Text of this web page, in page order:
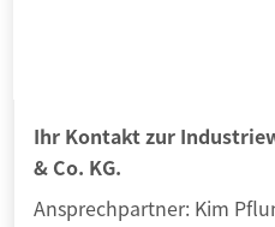
Ihr Kontakt zur
& Co. KG.
Ansprechpartner: Kim